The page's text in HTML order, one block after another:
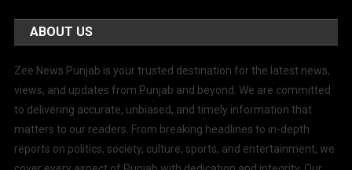
ABOUT US
Zee News Punjab is your trusted destination for the latest news,
views, and updates from Punjab and beyond. We are committed
to delivering accurate, unbiased, and timely information that
matters to our readers. From breaking headlines to in-depth
reports on politics, society, culture, sports, and entertainment, we